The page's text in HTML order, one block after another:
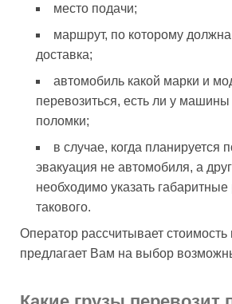
место подачи;
маршрут, по которому
доставка;
автомобиль какой марки и
перевозиться, есть ли у
поломки;
в случае, когда планируется
эвакуация не автомобиля, а
необходимо указать
такового.
Оператор рассчитывает стоимость
предлагает Вам на выбор